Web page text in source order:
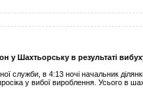
у Шахтьорську в результаті
служби, в 4:13 ночі начальник
у вибої вироблення. Усього в